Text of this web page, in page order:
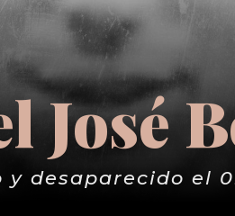
José
y desaparecido el